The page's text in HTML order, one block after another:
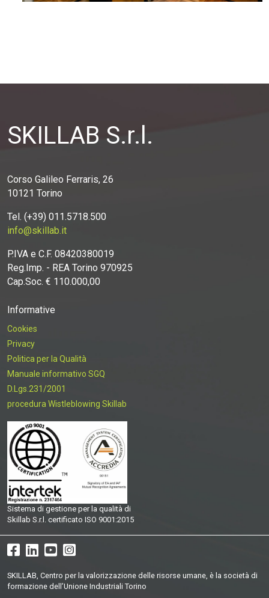
SKILLAB S.r.l.
Corso Galileo Ferraris, 26
10121 Torino
Tel. (+39) 011.5718.500
info@skillab.it
P.IVA e C.F. 08420380019
Reg.Imp. - REA Torino 970925
Cap.Soc. € 110.000,00
Informative
Cookies
Privacy
Politica per la Qualità
Manuale informativo SGQ
D.Lgs.231/2001
procedura Wistleblowing Skillab
Sistema di gestione per la qualità di
Skillab S.r.l. certificato ISO 9001:2015
SKILLAB, Centro per la valorizzazione delle risorse umane, è la società di
formazione dell’Unione Industriali Torino